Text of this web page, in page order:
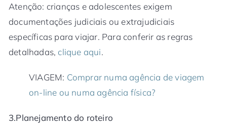
Atenção: crianças e adolescentes exigem
documentações judiciais ou extrajudiciais
específicas para viajar. Para conferir as regras
detalhadas, clique aqui.
VIAGEM: Comprar numa agência de viagem
on-line ou numa agência física?
3.Planejamento do roteiro